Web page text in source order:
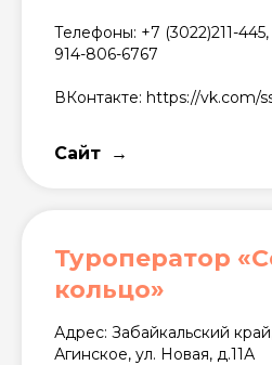
Телефоны: +7 (3022)211-
914-806-6767
ВКонтакте: https://vk.com/
Сайт
Туроператор
кольцо»
Адрес: Забайкальский
Агинское, ул. Новая, д.11А